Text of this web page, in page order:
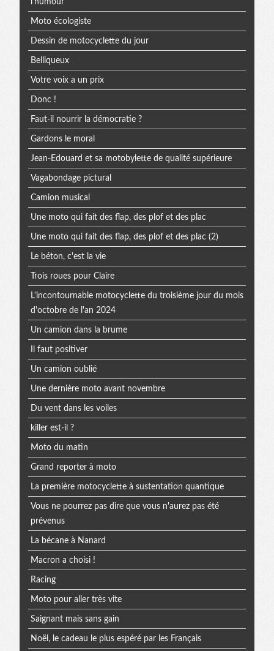
Moto écologiste
Dessin de motocyclette du jour
Belliqueux
Votre voix a un prix
Donc !
Faut-il nourrir la démocratie ?
Gardons le moral
Jean-Edouard et sa motobylette de qualité supérieure
Vagabondage pictural
Camion musical
Une moto qui fait des flap, des plof et des plac
Une moto qui fait des flap, des plof et des plac (2)
Le béton, c'est la vie
Trois roues pour Claire
L'incontournable motocyclette du troisième jour du mois
d'octobre de l'an 2024
Un camion dans la brume
Il faut positiver
Un camion oublié
Une dernière moto avant novembre
Du vent dans les voiles
killer est-il ?
Moto du matin
Grand reporter à moto
La première motocyclette à sustentation quantique
Vous ne pourrez pas dire que vous n'aurez pas été
prévenus
La bécane à Nanard
Macron a choisi !
Racing
Moto pour aller très vite
Saignant mais sans gain
Noël, le cadeau le plus espéré par les Français